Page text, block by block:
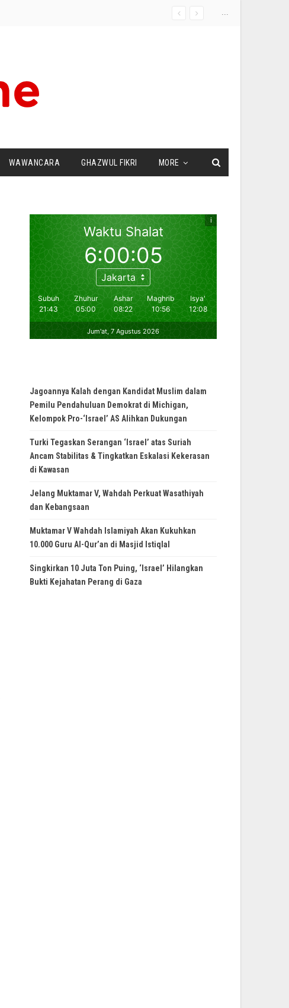
...
WAWANCARA GHAZWUL FIKRI MORE
Jagoannya Kalah dengan Kandidat Muslim dalam
Pemilu Pendahuluan Demokrat di Michigan,
Kelompok Pro-‘Israel’ AS Alihkan Dukungan
Turki Tegaskan Serangan ‘Israel’ atas Suriah
Ancam Stabilitas & Tingkatkan Eskalasi Kekerasan
di Kawasan
Jelang Muktamar V, Wahdah Perkuat Wasathiyah
dan Kebangsaan
Muktamar V Wahdah Islamiyah Akan Kukuhkan
10.000 Guru Al-Qur’an di Masjid Istiqlal
Singkirkan 10 Juta Ton Puing, ‘Israel’ Hilangkan
Bukti Kejahatan Perang di Gaza